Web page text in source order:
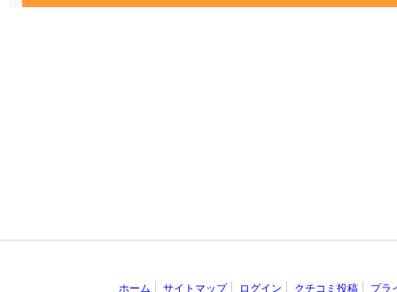
ホーム サイトマップ ログイン クチコミ投稿 プラ